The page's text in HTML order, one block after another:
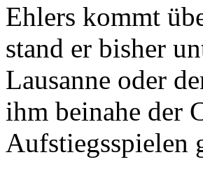
Ehlers kommt
stand er bisher
Lausanne oder
ihm beinahe der
Aufstiegsspielen